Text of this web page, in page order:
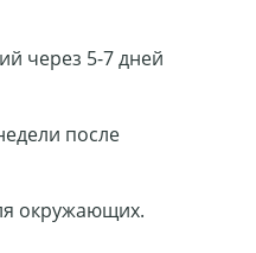
через 5-7 дней
после
окружающих.